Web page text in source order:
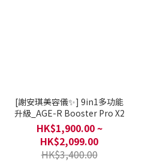
[謝安琪美容儀✨] 9in1多功能
升級_AGE-R Booster Pro X2
HK$1,900.00 ~
HK$2,099.00
HK$3,400.00